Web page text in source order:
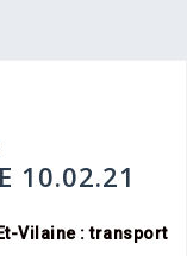
10.02.21
Vilaine : transport